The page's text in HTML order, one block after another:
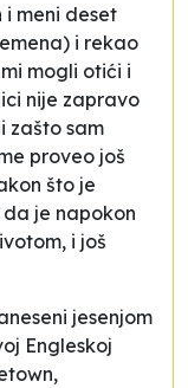
i meni deset
i rekao
mogli otići i
nije zapravo
zašto sam
proveo još
što je
je napokon
i još
jesenjom
Engleskoj